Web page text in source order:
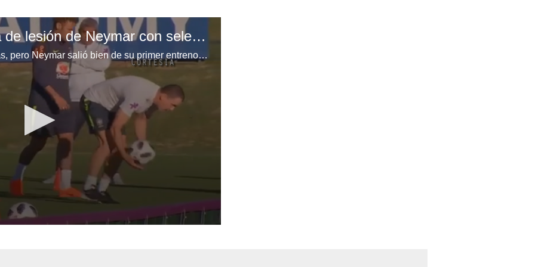
Fred descarta recaida de lesión de Neymar con selección de Brasil
Se habían encendido las alarmas, pero Neymar salió bien de su primer entreno con la selección de Brasil.